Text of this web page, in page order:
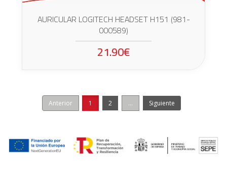
AURICULAR LOGITECH HEADSET H151 (981-
000589)
21.90€
Anterior 1 2 ... Siguiente